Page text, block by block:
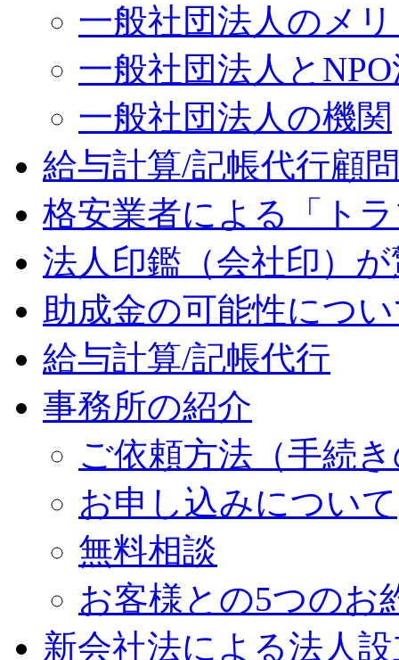
一般社団法人のメ
一般社団法人と
一般社団法人の機関
給与計算/記帳代行顧問
格安業者による「ト
法人印鑑（会社印）
助成金の可能性につ
給与計算/記帳代行
事務所の紹介
ご依頼方法（手続
お申し込みについて
無料相談
お客様との5つのお
新会社法による法人